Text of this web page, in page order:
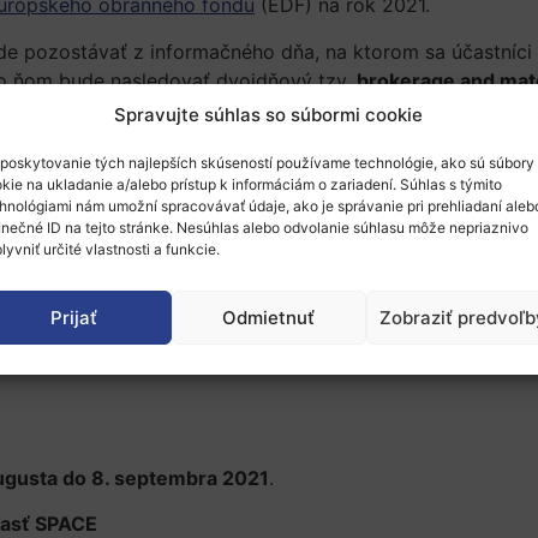
Spravujte súhlas so súbormi cookie
tých najlepších skúseností používame technológie, ako sú súbory
na ukladanie a/alebo prístup k informáciám o zariadení. Súhlas s týmito
nám umožní spracovávať údaje, ako je správanie pri prehliadaní
ID na tejto stránke. Nesúhlas alebo odvolanie súhlasu môže nepriaznivo
určité vlastnosti a funkcie.
Prijať Odmietnuť Zobraziť
obranného fondu (EDF) na rok 2021.
pozostávať z informačného dňa, na ktorom sa
ňom bude nasledovať dvojdňový tzv.brokerage and
obranný výskum a vývoj. Účastníci podujatia si budú
navyše poskytne účastníkom jedinečnú
organizáciami, akademickou obcou, MSP a
o výzvy EDF zo štátov EÚ, Nórska alebo tretích krajín:
do 8. septembra 2021.
SPACE